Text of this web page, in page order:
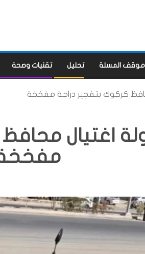
موقف المسلة تحليل تقنيات وصحة
كركوك بتفجير دراجة مفخخة
اغتيال